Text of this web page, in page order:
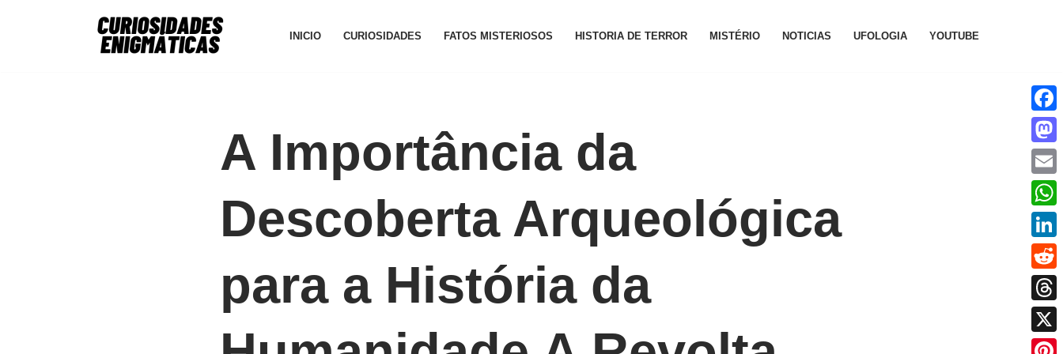
INICIO CURIOSIDADES FATOS MISTERIOSOS HISTORIA DE TERROR MISTÉRIO NOTICIAS UFOLOGIA YOUTUBE
A Importância da
Descoberta Arqueológica
para a História da
Email
X